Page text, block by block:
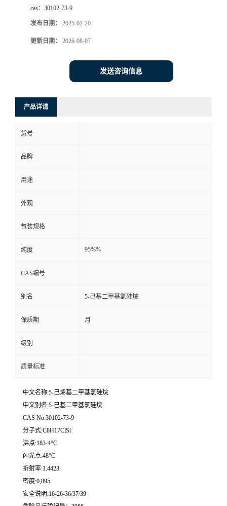
cas： 30102-73-9
发布日期： 2025-02-20
更新日期： 2026-08-07
发送咨询信息
产品详请
货号
品牌
用途
外观
包装规格
纯度 95%%
CAS编号
别名 5-己基二甲基氯硅烷
保质期 月
级别
质量标准
中文名称:5-己烯基二甲基氯硅烷
中文别名:5-己基二甲基氯硅烷
CAS No:30102-73-9
分子式:C8H17ClSi
沸点:183-4°C
闪光点:48°C
折射率:1.4423
密度:0,895
安全说明:16-26-36/37/39